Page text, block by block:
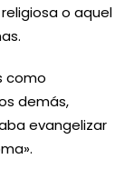
o aquel
como
demás,
evangelizar